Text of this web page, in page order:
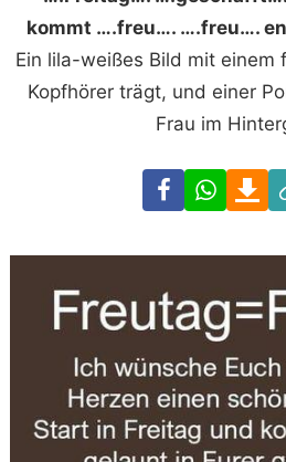
kommt ….freu…. ….freu….
Ein lila-weißes Bild mit einem
Kopfhörer trägt, und einer
Frau im
Facebook